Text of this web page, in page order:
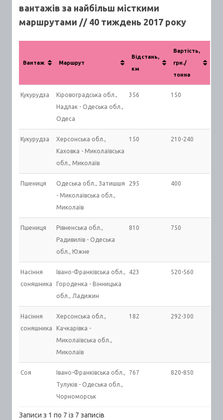
вантажів за найбільш місткими
маршрутами // 40 тиждень 2017 року
Вантаж Маршрут
Відстань,
км
Вартість,
грн./
тонна
Кукурудза
Кіровоградська обл.,
Надлак - Одеська обл.,
Одеса
356 150
Кукурудза
Херсонська обл.,
Каховка - Миколаївська
обл., Миколаїв
150 210-240
Пшениця
Одеська обл., Затишшя
- Миколаївська обл.,
Миколаїв
295 400
Пшениця
Рівненська обл.,
Радивилів - Одеська
обл., Южне
810 750
Насіння
соняшника
Івано-Франківська обл.,
Городенка - Вінницька
обл., Ладижин
423 520-560
Насіння
соняшника
Херсонська обл.,
Качкарівка -
Миколаївська обл.,
Миколаїв
182 292-300
Соя
Івано-Франківська обл.,
Тулуків - Одеська обл.,
Чорноморськ
767 820-850
Записи з 1 по 7 із 7 записів